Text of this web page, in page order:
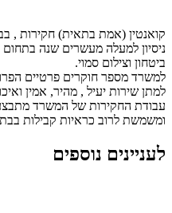
קואנטין (אמת בתאית) חקירות ,
ניסיון למעלה מעשרים שנה בתחום
ביטחון וצילום סמוי.
למשרד מספר חוקרים פרטיים
למתן שירות יעיל , מהיר, אמין
עבודת החקירות של המשרד
ומשמשת לרוב כראיות קבילות
לעניינים נוספים